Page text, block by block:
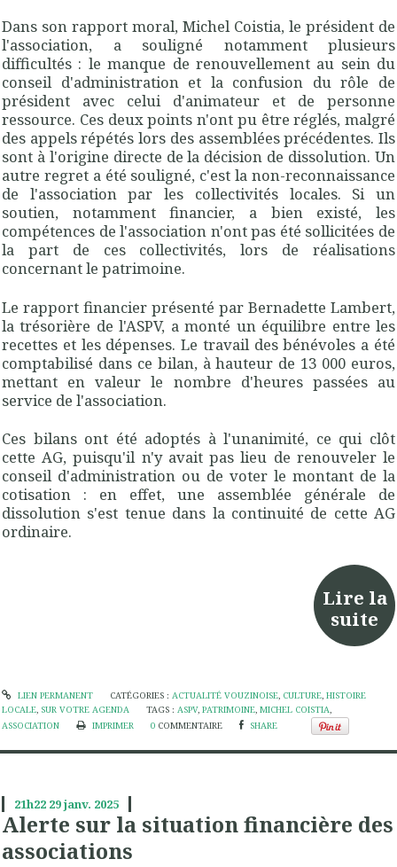
Dans son rapport moral, Michel Coistia, le président de
l'association, a souligné notamment plusieurs
difficultés : le manque de renouvellement au sein du
conseil d'administration et la confusion du rôle de
président avec celui d'animateur et de personne
ressource. Ces deux points n'ont pu être réglés, malgré
des appels répétés lors des assemblées précédentes. Ils
sont à l'origine directe de la décision de dissolution. Un
autre regret a été souligné, c'est la non-reconnaissance
de l'association par les collectivités locales. Si un
soutien, notamment financier, a bien existé, les
compétences de l'association n'ont pas été sollicitées de
la part de ces collectivités, lors de réalisations
concernant le patrimoine.
Le rapport financier présenté par Bernadette Lambert,
la trésorière de l'ASPV, a monté un équilibre entre les
recettes et les dépenses. Le travail des bénévoles a été
comptabilisé dans ce bilan, à hauteur de 13 000 euros,
mettant en valeur le nombre d'heures passées au
service de l'association.
Ces bilans ont été adoptés à l'unanimité, ce qui clôt
cette AG, puisqu'il n'y avait pas lieu de renouveler le
conseil d'administration ou de voter le montant de la
cotisation : en effet, une assemblée générale de
dissolution s'est tenue dans la continuité de cette AG
ordinaire.
Lire la
suite
LIEN PERMANENT CATÉGORIES : ACTUALITÉ VOUZINOISE, CULTURE, HISTOIRE
LOCALE, SUR VOTRE AGENDA TAGS :ASPV,PATRIMOINE,MICHEL COISTIA,
ASSOCIATION
IMPRIMER 0 COMMENTAIRE SHARE
21h22 29janv. 2025
Alerte sur la situation financière des
associations